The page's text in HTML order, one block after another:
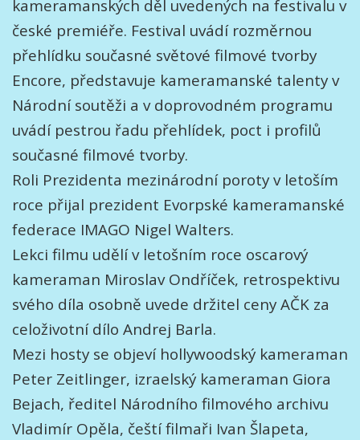
kameramanských děl uvedených na festivalu v
české premiéře. Festival uvádí rozměrnou
přehlídku současné světové filmové tvorby
Encore, představuje kameramanské talenty v
Národní soutěži a v doprovodném programu
uvádí pestrou řadu přehlídek, poct i profilů
současné filmové tvorby.
Roli Prezidenta mezinárodní poroty v letoším
roce přijal prezident Evorpské kameramanské
federace IMAGO Nigel Walters.
Lekci filmu udělí v letošním roce oscarový
kameraman Miroslav Ondříček, retrospektivu
svého díla osobně uvede držitel ceny AČK za
celoživotní dílo Andrej Barla.
Mezi hosty se objeví hollywoodský kameraman
Peter Zeitlinger, izraelský kameraman Giora
Bejach, ředitel Národního filmového archivu
Vladimír Opěla, čeští filmaři Ivan Šlapeta,